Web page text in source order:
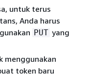
untuk terus
Anda harus
PUT yang
menggunakan
token baru